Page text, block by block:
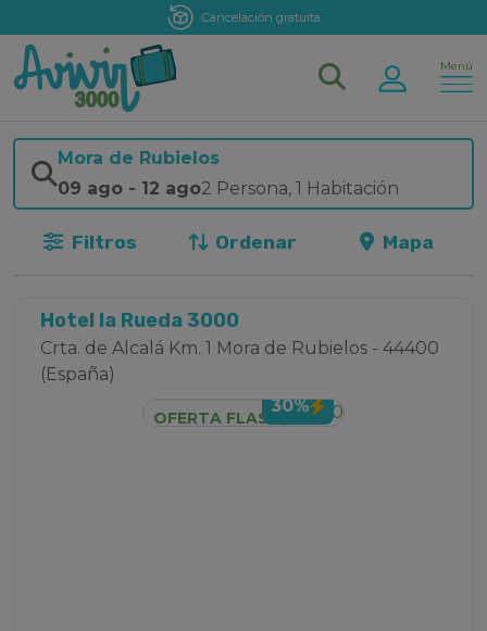
Cancelación gratuita
Menú
Mora de Rubielos
09 ago - 12 ago2 Persona, 1 Habitación
Filtros Ordenar Mapa
Hotel la Rueda 3000
Crta. de Alcalá Km. 1 Mora de Rubielos - 44400
(España)
OFERTA FLASH
30%